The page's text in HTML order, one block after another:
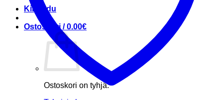
Kirjaudu
Ostoskori /0.00€
Ostoskori on tyhjä.